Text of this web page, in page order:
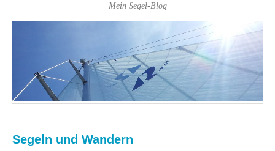
Mein Segel-Blog
Segeln und Wandern